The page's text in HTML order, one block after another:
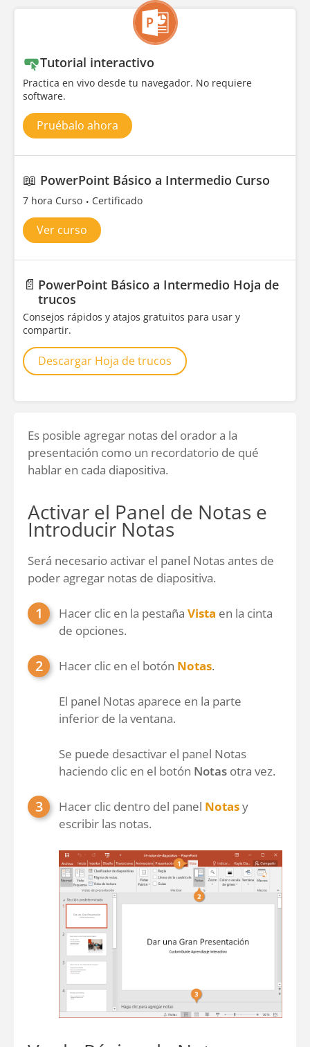
Tutorial interactivo
Practica en vivo desde tu navegador. No requiere
software.
Pruébalo ahora
📖 PowerPoint Básico a Intermedio Curso
7 hora Curso Certificado
Ver curso
📄 PowerPoint Básico a Intermedio Hoja de
trucos
Consejos rápidos y atajos gratuitos para usar y
compartir.
Descargar Hoja de trucos
Es posible agregar notas del orador a la
presentación como un recordatorio de qué
hablar en cada diapositiva.
Activar el Panel de Notas e
Introducir Notas
Será necesario activar el panel Notas antes de
poder agregar notas de diapositiva.
Hacer clic en la pestaña Vista en la cinta
de opciones.
Hacer clic en el botón Notas.
El panel Notas aparece en la parte
inferior de la ventana.
Se puede desactivar el panel Notas
haciendo clic en el botón Notas otra vez.
Hacer clic dentro del panel Notasy
escribir las notas.